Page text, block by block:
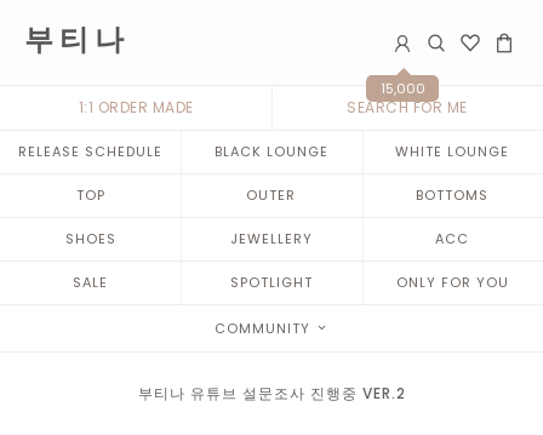
부 티 나
15,000
1:1 ORDER MADE SEARCH FOR ME
RELEASE SCHEDULE BLACK LOUNGE WHITE LOUNGE
TOP OUTER BOTTOMS
SHOES JEWELLERY ACC
SALE SPOTLIGHT ONLY FOR YOU
COMMUNITY
부티나 유튜브 설문조사 진행중 VER.2